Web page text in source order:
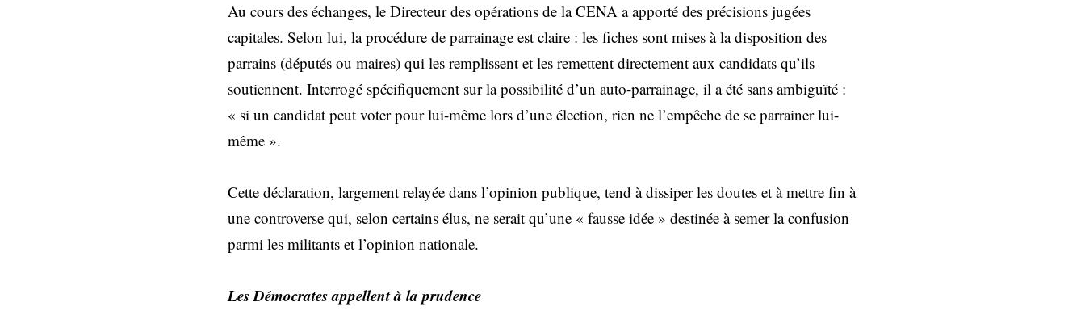
Au cours des échanges, le Directeur des opérations de la CENA a apporté des précisions jugées
capitales. Selon lui, la procédure de parrainage est claire : les fiches sont mises à la disposition des
parrains (députés ou maires) qui les remplissent et les remettent directement aux candidats qu’ils
soutiennent. Interrogé spécifiquement sur la possibilité d’un auto-parrainage, il a été sans ambiguïté :
« si un candidat peut voter pour lui-même lors d’une élection, rien ne l’empêche de se parrainer lui-
même ».
Cette déclaration, largement relayée dans l’opinion publique, tend à dissiper les doutes et à mettre fin à
une controverse qui, selon certains élus, ne serait qu’une « fausse idée » destinée à semer la confusion
parmi les militants et l’opinion nationale.
Les Démocrates appellent à la prudence